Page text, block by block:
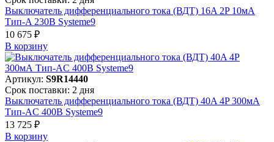
Выключатель дифференциального тока (ВДТ) 16A 2P 10мА
Тип-A 230В Systeme9
10 675 ₽
В корзинy
Артикул: S9R14440
Срок поставки: 2 дня
Выключатель дифференциального тока (ВДТ) 40A 4P 300мА
Тип-AC 400В Systeme9
13 725 ₽
В корзинy